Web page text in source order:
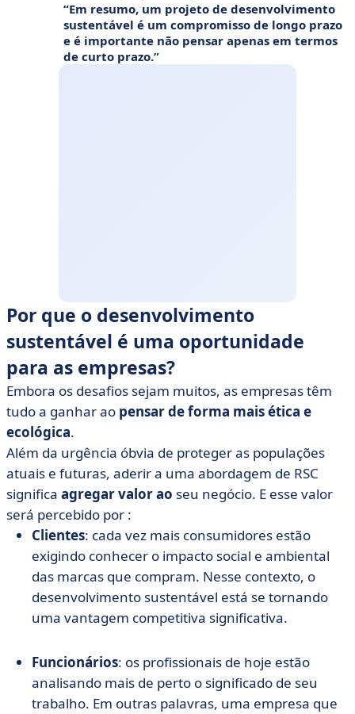
Em resumo, um projeto de desenvolvimento
sustentável é um compromisso de longo prazo
e é importante não pensar apenas em termos
de curto prazo.
Por que o desenvolvimento
sustentável é uma oportunidade
para as empresas?
Embora os desafios sejam muitos, as empresas têm
tudo a ganhar ao pensar de forma mais ética e
ecológica.
Além da urgência óbvia de proteger as populações
atuais e futuras, aderir a uma abordagem de RSC
significa agregar valor ao seu negócio. E esse valor
será percebido por :
Clientes: cada vez mais consumidores estão
exigindo conhecer o impacto social e ambiental
das marcas que compram. Nesse contexto, o
desenvolvimento sustentável está se tornando
uma vantagem competitiva significativa.
Funcionários: os profissionais de hoje estão
analisando mais de perto o significado de seu
trabalho. Em outras palavras, uma empresa que